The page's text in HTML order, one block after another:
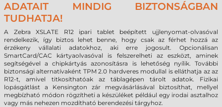
ADATAIT MINDIG BIZTONSÁGBAN
TUDHATJA!
A Zebra XSLATE R12 ipari tablet beépített ujjlenyomat-olvasóval
rendelkezik, így biztos lehet benne, hogy csak az férhet hozzá az
érzékeny vállalati adatokhoz, aki erre jogosult. Opcionálisan
SmartCard/CAC kártyaolvasóval is felszerelheti az eszközt, aminek
segítségével a chipkártyás azonosításra is lehetőség nyílik. További
biztonsági alternatívaként TPM 2.0 hardveres modullal is elláthatja az az
R12-t, amivel titkosíthatóak az táblagépen tárolt adatok. Fizikai
lopásgátlást a Kensington zár megvásárlásával biztosíthat, mellyel
megbízható módon rögzítheti a készüléket például egy irodai asztalhoz
vagy más nehezen mozdítható berendezési tárgyhoz.